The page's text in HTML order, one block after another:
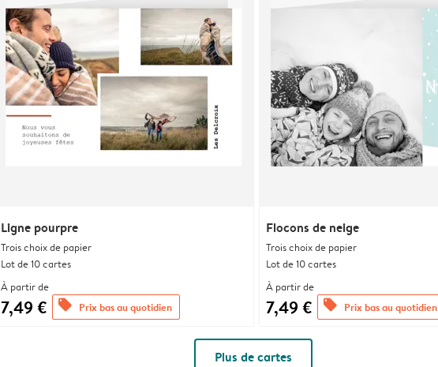
Ligne pourpre
Trois choix de papier
Lot de 10 cartes
À partir de
7,49 € offers Prix bas au quotidien
Flocons de neige
Trois choix de papier
Lot de 10 cartes
À partir de
7,49 € offers Prix bas au quotidien
Plus de cartes